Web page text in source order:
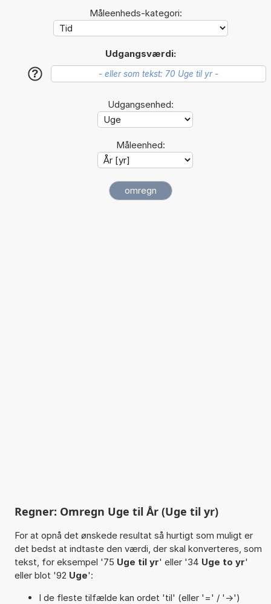
Måleenheds-kategori:
Udgangsværdi:
?
Udgangsenhed:
Måleenhed:
Regner: Omregn Uge til År (Uge til yr)
For at opnå det ønskede resultat så hurtigt som muligt er
det bedst at indtaste den værdi, der skal konverteres, som
tekst, for eksempel '75 Uge til yr' eller '34 Uge to yr'
eller blot '92 Uge':
I de fleste tilfælde kan ordet 'til' (eller '=' / '->')